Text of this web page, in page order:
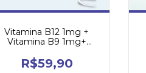
Vitamina B12 1mg +
Vitamina B9 1mg+
R$59,90